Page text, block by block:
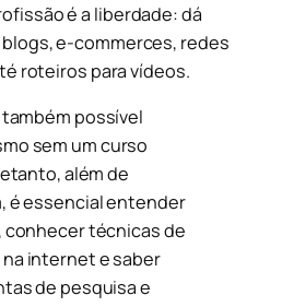
é a liberdade: dá
e-commerces, redes
roteiros para vídeos.
também possível
sem um curso
além de
é essencial entender
conhecer técnicas de
internet e saber
de pesquisa e